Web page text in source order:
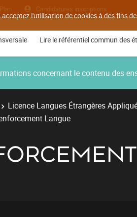
l'utilisation de cookies à des fins
Plan Candidatures inscriptions
Lire le référentiel commun des
concernant le contenu des
Licence Langues Étrangères
Langue